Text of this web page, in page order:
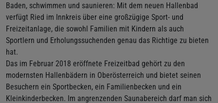
Baden, schwimmen und saunieren: Mit dem neuen Hallenbad
verfügt Ried im Innkreis über eine großzügige Sport- und
Freizeitanlage, die sowohl Familien mit Kindern als auch
Sportlern und Erholungssuchenden genau das Richtige zu bieten
hat.
Das im Februar 2018 eröffnete Freizeitbad gehört zu den
modernsten Hallenbädern in Oberösterreich und bietet seinen
Besuchern ein Sportbecken, ein Familienbecken und ein
Kleinkinderbecken. Im angrenzenden Saunabereich darf man sich